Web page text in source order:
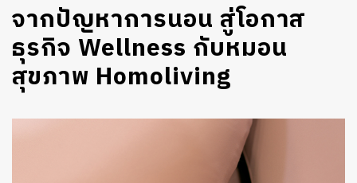
จากปัญหาการนอน สู่โอกาส
ธุรกิจ Wellness กับหมอน
สุขภาพ Homoliving